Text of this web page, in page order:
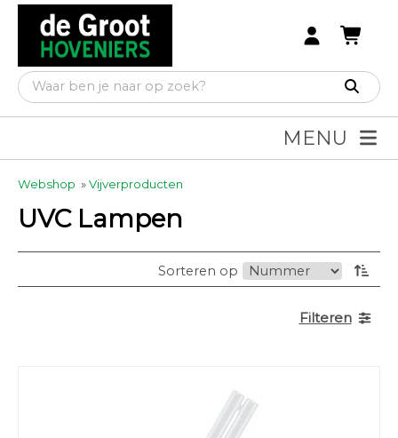
MENU
Webshop »Vijverproducten
UVC Lampen
Sorteren op
Filteren